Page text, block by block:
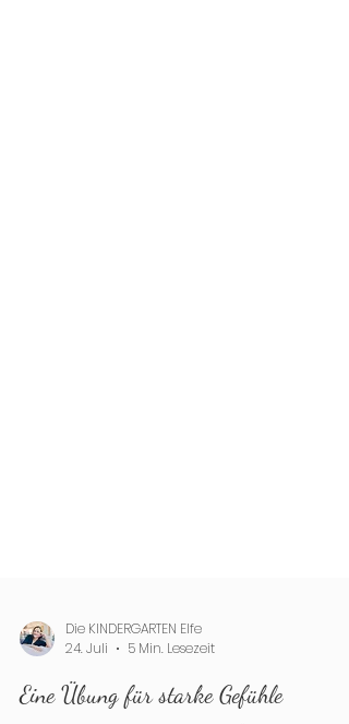
Die KINDERGARTEN Elfe
24. Juli
5 Min. Lesezeit